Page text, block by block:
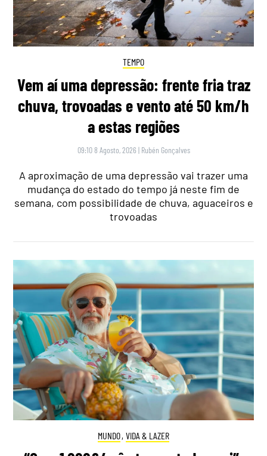
TEMPO
Vem aí uma depressão: frente fria traz
chuva, trovoadas e vento até 50 km/h
a estas regiões
09:10 8 Agosto, 2026 | Rubén Gonçalves
A aproximação de uma depressão vai trazer uma
mudança do estado do tempo já neste fim de
semana, com possibilidade de chuva, aguaceiros e
trovoadas
MUNDO, VIDA & LAZER